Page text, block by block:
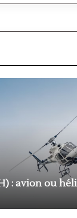
: avion ou